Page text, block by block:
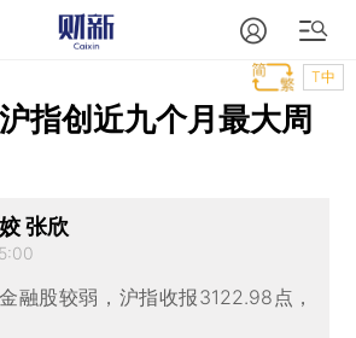
T中
指创近九个月最大周
张欣
融股较弱，沪指收报3122.98点，